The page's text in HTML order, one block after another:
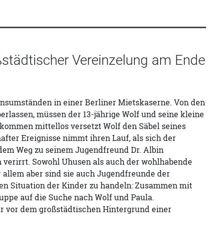
Vereinzelung am Ende
in einer Berliner Mietskaserne. Von den
müssen der 13-jährige Wolf und seine kleine
mittellos versetzt Wolf den Säbel seines
Ereignisse nimmt ihren Lauf, als sich der
Weg zu seinem Jugendfreund Dr. Albin
Sowohl Uhusen als auch der wohlhabende
aber sind sie auch Jugendfreunde der
Situation der Kinder zu handeln: Zusammen mit
auf die Suche nach Wolf und Paula.
vor dem großstädtischen Hintergrund einer